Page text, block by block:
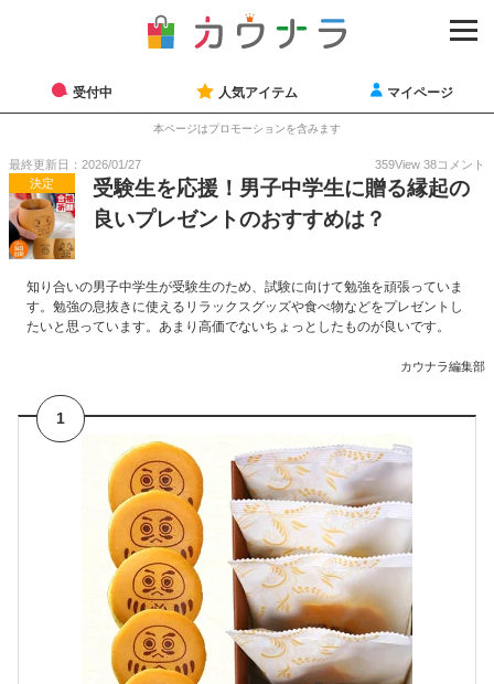
受付中 人気アイテム マイページ
本ページはプロモーションを含みます
最終更新日：2026/01/27 359View 38コメント
決定
受験生を応援！男子中学生に贈る縁起の
良いプレゼントのおすすめは？
知り合いの男子中学生が受験生のため、試験に向けて勉強を頑張っていま
す。勉強の息抜きに使えるリラックスグッズや食べ物などをプレゼントし
たいと思っています。あまり高価でないちょっとしたものが良いです。
カウナラ編集部
1